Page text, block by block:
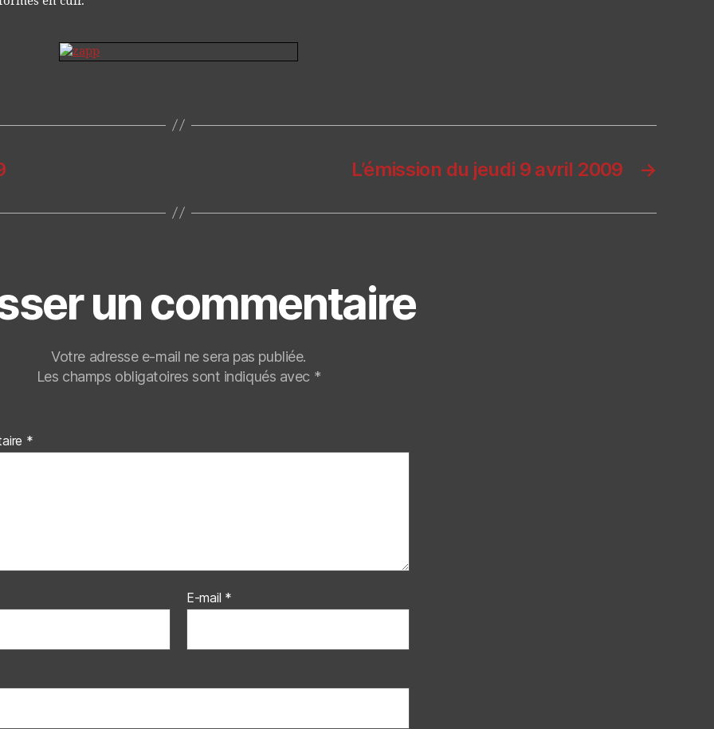
→
L’émission du jeudi 9 avril 2009
un commentaire
Votre adresse e-mail ne sera pas publiée.
Les champs obligatoires sont indiqués avec *
*
E-mail *